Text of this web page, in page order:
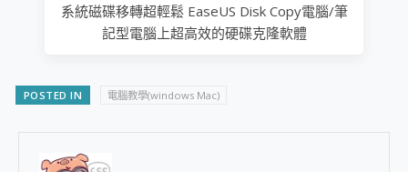
系統磁碟移轉超輕鬆 EaseUS Disk Copy電腦/筆
記型電腦上超高效的硬碟克隆軟體
POSTED IN 電腦教學(windows Mac)